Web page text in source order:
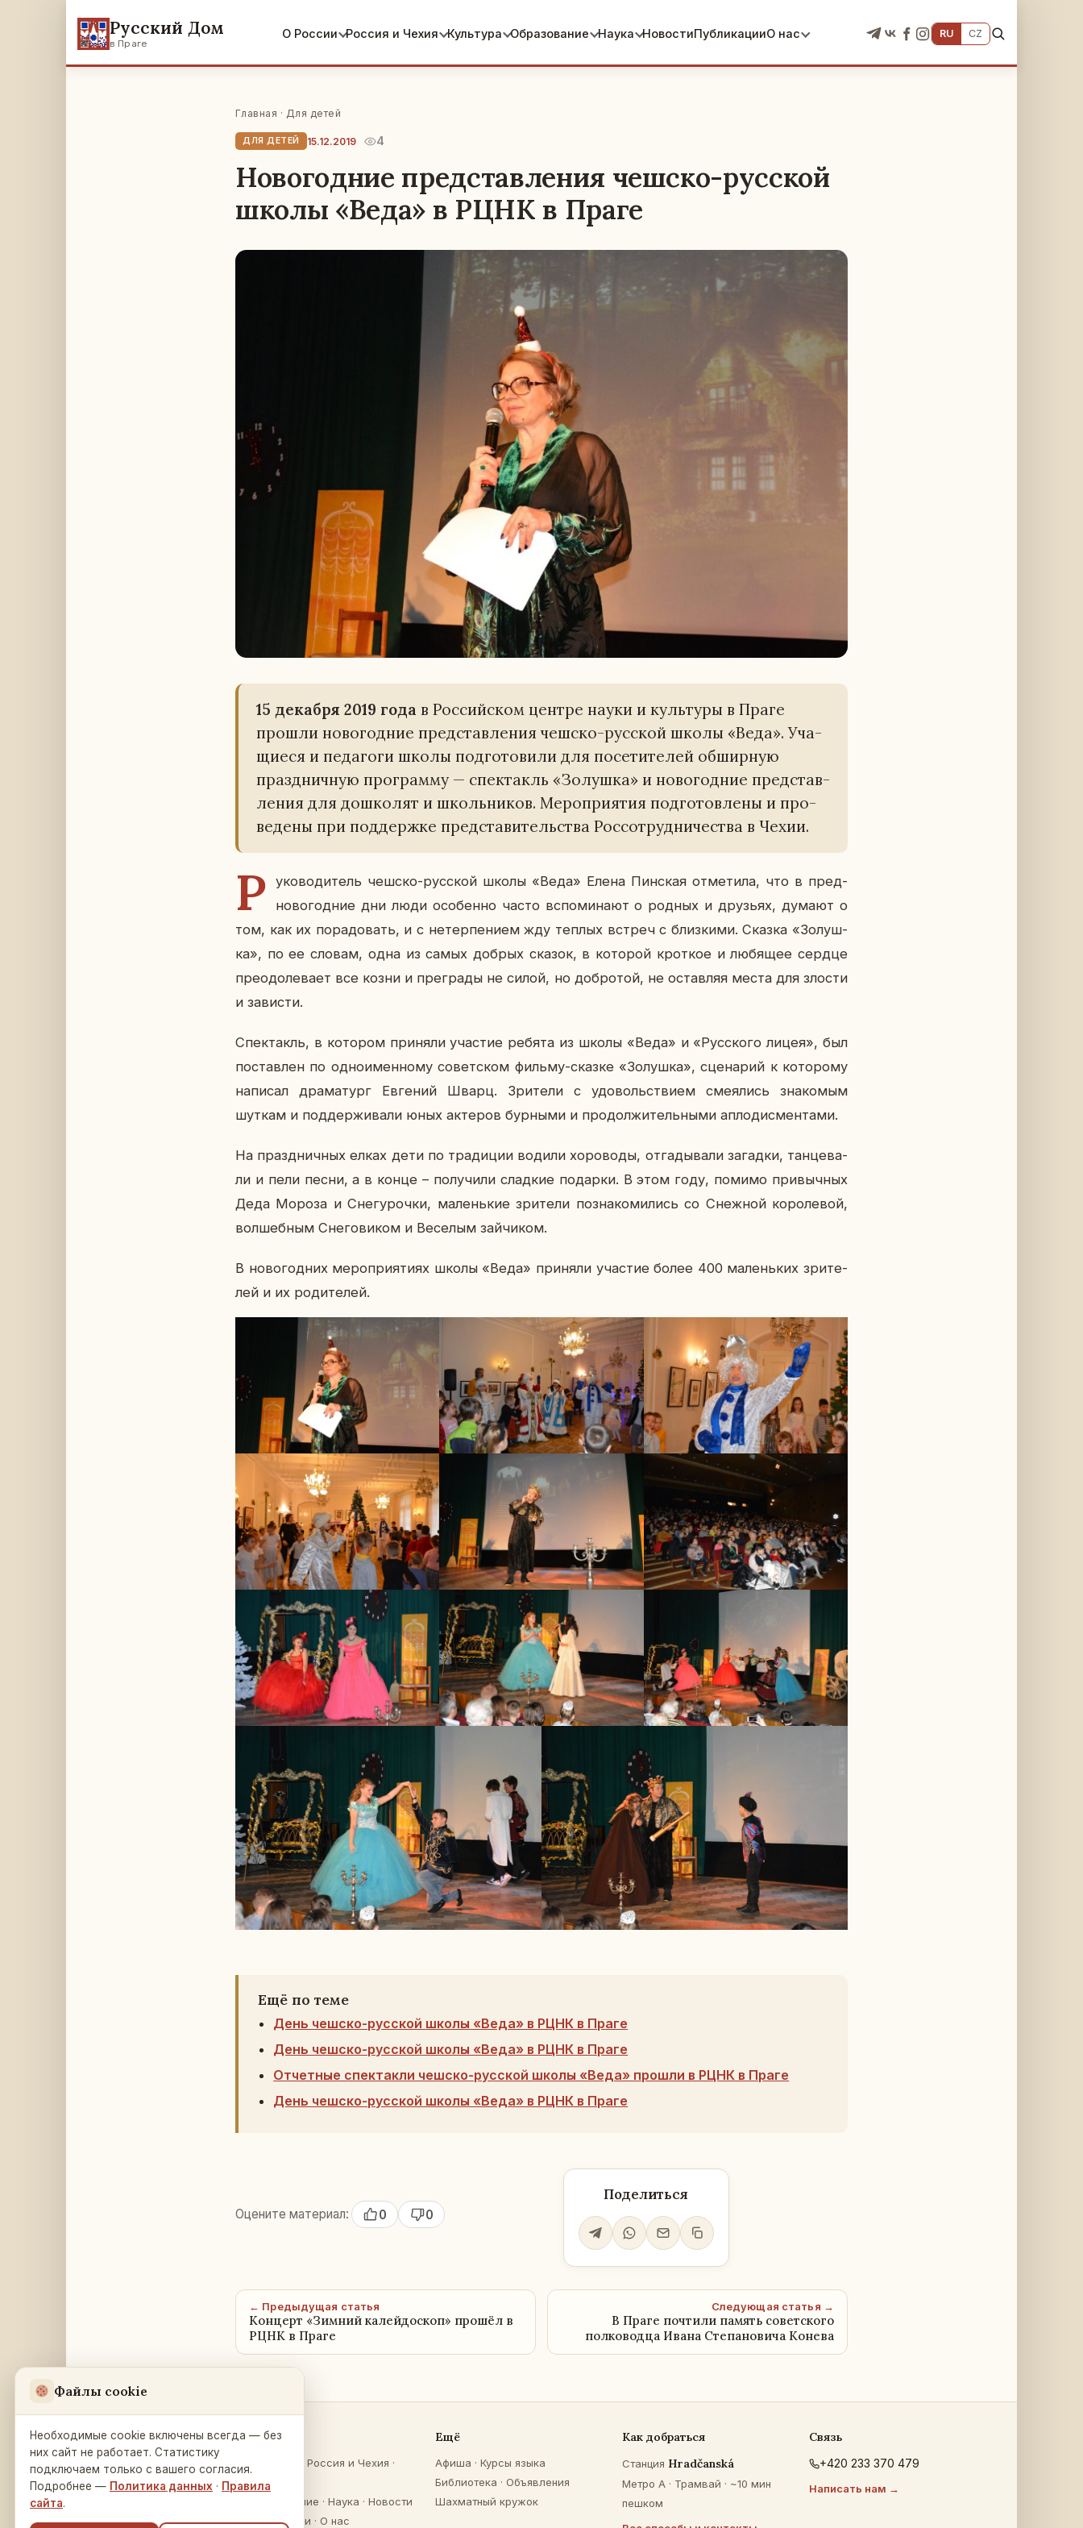
Русский Дом
в Праге
О России Россия и Чехия Культура Образование Наука НовостиПубликацииО нас RU CZ
Главная · Для детей
ДЛЯ ДЕТЕЙ 15.12.2019 4
Новогодние представления чешско-русской
школы «Веда» в РЦНК в Праге
15 де­каб­ря 2019 года в Рос­сий­ском центре науки и куль­ту­ры в Праге
прошли но­во­год­ние пред­став­ле­ния чешско-рус­ской школы «Веда». Уча­
щи­е­ся и пе­да­го­ги школы под­го­то­ви­ли для по­се­ти­те­лей об­шир­ную
празд­нич­ную про­грам­му — спек­такль «Зо­луш­ка» и но­во­год­ние пред­став­
ле­ния для до­шко­лят и школь­ни­ков. Ме­ро­при­я­тия под­го­тов­ле­ны и про­
ве­де­ны при под­держ­ке пред­ста­ви­тель­ства Рос­со­труд­ни­че­ства в Чехии.
Р у­ко­во­ди­тель чешско-рус­ской школы «Веда» Елена Пин­ская от­ме­ти­ла, что в пред­
но­во­год­ние дни люди осо­бен­но часто вспо­ми­на­ют о родных и дру­зьях, думают о
том, как их по­ра­до­вать, и с нетер­пе­ни­ем жду теплых встреч с близ­ки­ми. Сказка «Зо­луш­
ка», по ее словам, одна из самых добрых сказок, в ко­то­рой крот­кое и лю­бя­щее сердце
пре­одо­ле­ва­ет все козни и пре­гра­ды не силой, но доб­ро­той, не остав­ляя места для злости
и за­ви­сти.
Спек­такль, в ко­то­ром при­ня­ли уча­стие ребята из школы «Веда» и «Рус­ско­го лицея», был
по­став­лен по од­но­имен­но­му со­вет­ском фильму-сказке «Зо­луш­ка», сце­на­рий к ко­то­ро­му
на­пи­сал дра­ма­тург Ев­ге­ний Шварц. Зри­те­ли с удо­воль­стви­ем сме­я­лись зна­ко­мым
шуткам и под­дер­жи­ва­ли юных ак­те­ров бур­ны­ми и про­дол­жи­тель­ны­ми ап­ло­дис­мен­та­ми.
На празд­нич­ных елках дети по тра­ди­ции водили хо­ро­во­ды, от­га­ды­ва­ли за­гад­ки, тан­це­ва­
ли и пели песни, а в конце – по­лу­чи­ли слад­кие по­дар­ки. В этом году, помимо при­выч­ных
Деда Мороза и Сне­гу­роч­ки, ма­лень­кие зри­те­ли по­зна­ко­ми­лись со Снеж­ной ко­ро­ле­вой,
вол­шеб­ным Сне­го­ви­ком и Ве­се­лым зай­чи­ком.
В но­во­год­них ме­ро­при­я­ти­ях школы «Веда» при­ня­ли уча­стие более 400 ма­лень­ких зри­те­
лей и их ро­ди­те­лей.
Ещё по теме
День чешско-русской школы «Веда» в РЦНК в Праге
День чешско-русской школы «Веда» в РЦНК в Праге
Отчетные спектакли чешско-русской школы «Веда» прошли в РЦНК в Праге
День чешско-русской школы «Веда» в РЦНК в Праге
Оцените материал: 0 0
Поделиться
← Предыдущая статья
Концерт «Зимний калейдоскоп» прошёл в
РЦНК в Праге
Следующая статья →
В Праге почтили память советского
полководца Ивана Степановича Конева
Русский Дом
в Праге
Na Zátorce 16
Разделы
Россия и Чехия ·
Культура
Образование · Наука · Новости
Публикации · О нас
Ещё
Афиша · Курсы языка
Библиотека · Объявления
Шахматный кружок
Как добраться
Станция Hradčanská
Метро A · Трамвай · ~10 мин
пешком
Связь
+420 233 370 479
Написать нам →
Файлы cookie
Необходимые cookie включены всегда — без
них сайт не работает. Статистику
подключаем только с вашего согласия.
Подробнее — Политика данных · Правила
сайта.